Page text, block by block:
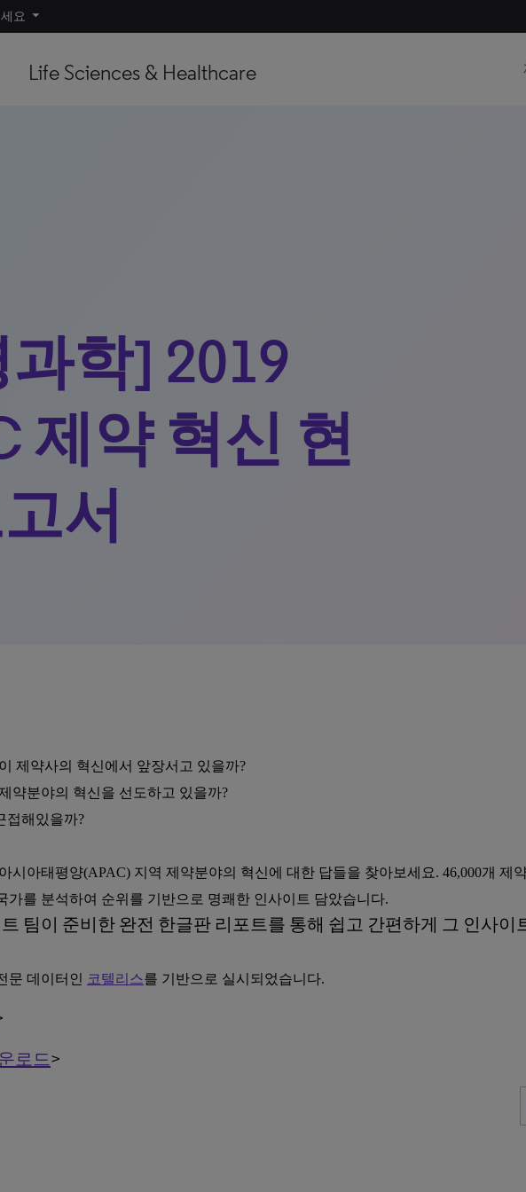
요
Life Sciences & Healthcare
학] 2019
제약 혁신 현
서
제약사의 혁신에서 앞장서고 있을까?
약분야의 혁신을 선도하고 있을까?
접해있을까?
시아태평양(APAC) 지역 제약분야의 혁신에 대한 답들을 찾아보세요. 46,000개 제
가를 분석하여 순위를 기반으로 명쾌한 인사이트 담았습니다.
팀이 준비한 완전 한글판 리포트를 통해 쉽고 간편하게 그 인사이
문 데이터인 코텔리스를 기반으로 실시되었습니다.
로드>